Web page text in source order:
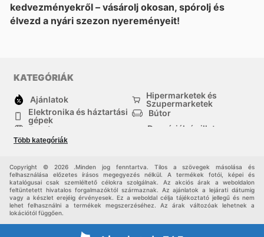
kedvezményekről – vásárolj okosan, spórolj és
élvezd a nyári szezon nyereményeit!
KATEGÓRIÁK
Ajánlatok
Hipermarketek és
Szupermarketek
Elektronika és háztartási
gépek
Bútor
Ruházat
Drogériák és illatszer-
háztartási cikkek
Több kategóriák
Copyright © 2026 .Minden jog fenntartva. Tilos a szövegek másolása és
felhasználása előzetes írásos megegyezés nélkül. A termékek fotói, képei és
katalógusai csak szemléltető célokra szolgálnak. Az akciós árak a weboldalon
feltüntetett hivatalos forgalmazóktól származnak. Az ajánlatok a lejárati dátumig
vagy a készlet erejéig érvényesek. Ez a weboldal célja tájékoztató jellegű és nem
lehet felhasználni a termékek megszerzéséhez. Az árak változóak lehetnek a
lokációtól függően.